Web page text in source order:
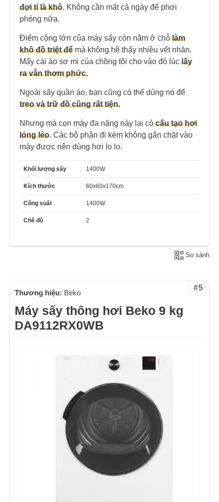
đợi tí là khô. Không cần mất cả ngày để phơi
phóng nữa.
Điểm cộng lớn của máy sấy còn nằm ở chỗ làm
khô đồ triệt để mà không hề thấy nhiều vết nhăn.
Mấy cái áo sơ mi của chồng tôi cho vào đó lúc lấy
ra vẫn thơm phức.
Ngoài sấy quần áo, bạn cũng có thể dùng nó để
treo và trữ đồ cũng rất tiện.
Nhưng mà con máy đa năng này lại cócấu tạo hơi
lỏng lẻo. Các bộ phận đi kèm không gắn chặt vào
máy được nên dùng hơi lo lo.
Khối lượng sấy 1400W
Kích thước 60x60x170cm
Công suất 1400W
Chế độ 2
So sánh
#5
Thương hiệu: Beko
Máy sấy thông hơi Beko 9 kg
DA9112RX0WB